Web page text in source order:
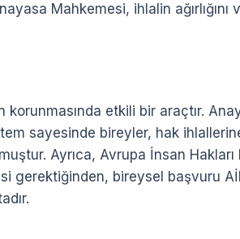
Mahkemesi, ihlalin ağırlığını
etkili bir araçtır.
sayesinde bireyler, hak
Ayrıca, Avrupa İnsan
gerektiğinden, bireysel başvuru